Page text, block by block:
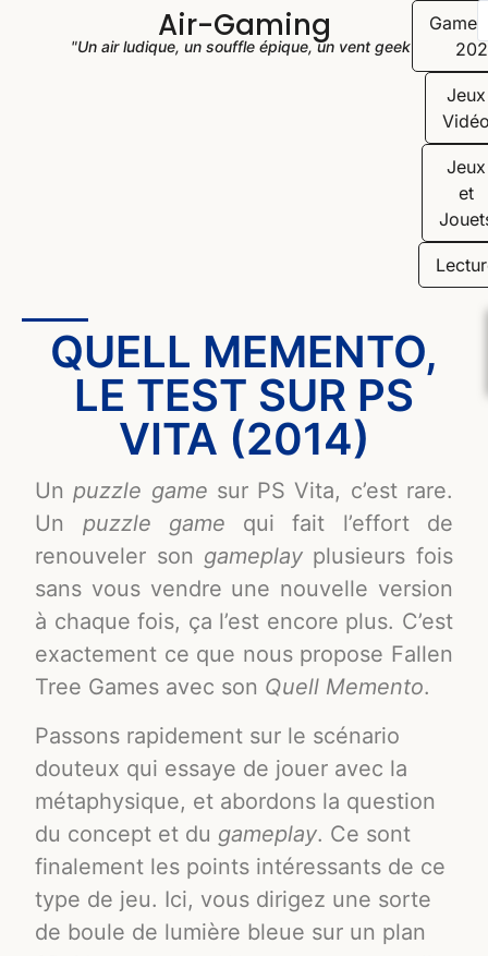
Air-Gaming
"Un air ludique, un souffle épique, un vent geek"
Jeux
Jeux
et
QUELL MEMENTO,
LE TEST SUR PS
VITA (2014)
Unpuzzle game sur PS Vita, c’est rare.
Un puzzle game qui fait l’effort de
renouveler son gameplay plusieurs fois
sans vous vendre une nouvelle version
à chaque fois, ça l’est encore plus. C’est
exactement ce que nous propose Fallen
Tree Games avec son Quell Memento.
Passons rapidement sur le scénario
douteux qui essaye de jouer avec la
métaphysique, et abordons la question
du concept et du gameplay. Ce sont
finalement les points intéressants de ce
type de jeu. Ici, vous dirigez une sorte
de boule de lumière bleue sur un plan